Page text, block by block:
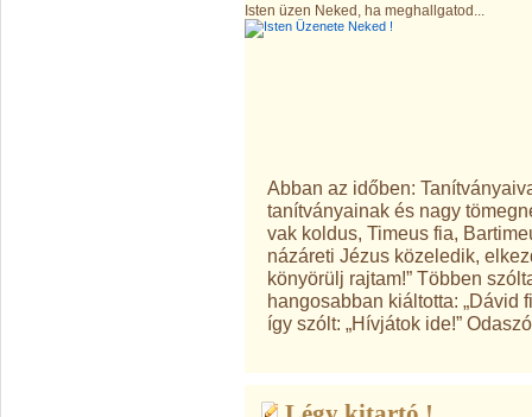
Isten üzen Neked, ha meghallgatod...
Abban az időben:
tanítványainak és nagy
vak koldus, Timeus fia,
názáreti Jézus közeledik,
könyörülj rajtam!” Többen
hangosabban kiáltotta: „Dávid
így szólt: „Hívjátok ide!”